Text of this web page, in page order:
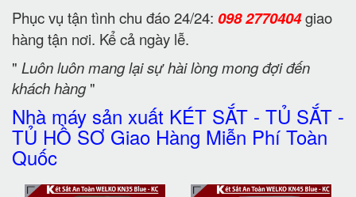
Phục vụ tận tình chu đáo 24/24: 098 2770404giao
hàng tận nơi. Kể cả ngày lễ.
" Luôn luôn mang lại sự hài lòng mong đợi đến
khách hàng"
Nhà máy sản xuất KÉT SẮT - TỦ SẮT -
TỦ HỒ SƠ Giao Hàng Miễn Phí Toàn
Quốc